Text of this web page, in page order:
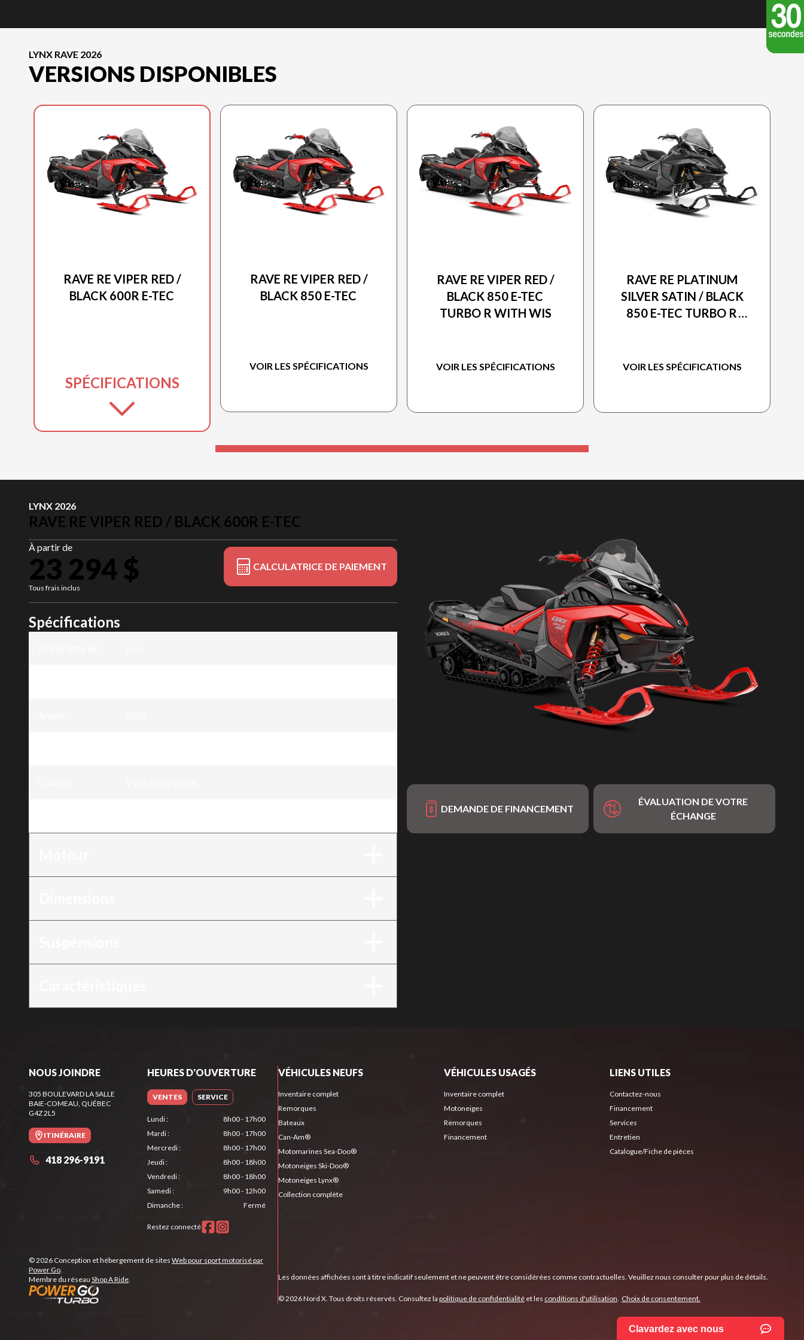
LYNX RAVE 2026
VERSIONS DISPONIBLES
RAVE RE VIPER RED /
BLACK 600R E-TEC
SPÉCIFICATIONS
RAVE RE VIPER RED /
BLACK 850 E-TEC
VOIR LES SPÉCIFICATIONS
RAVE RE VIPER RED /
BLACK 850 E-TEC
TURBO R WITH WIS
VOIR LES SPÉCIFICATIONS
RAVE RE PLATINUM
SILVER SATIN / BLACK
850 E-TEC TURBO R
VOIR LES SPÉCIFICATIONS
LYNX 2026
RAVE RE VIPER RED / BLACK 600R E-TEC
À partir de
23 294 $
Tous frais inclus
CALCULATRICE DE PAIEMENT
DEMANDE DE FINANCEMENT
ÉVALUATION DE VOTRE
ÉCHANGE
Spécifications
NOUS JOINDRE
305 BOULEVARD LA SALLE
BAIE-COMEAU , QUÉBEC
G4Z 2L5
ITINÉRAIRE
418 296-9191
HEURES D'OUVERTURE
VENTES SERVICE
Lundi:
8h00 - 17h00
Mardi:
8h00 - 17h00
Mercredi:
8h00 - 17h00
Jeudi:
8h00 - 18h00
Vendredi:
8h00 - 18h00
Samedi:
9h00 - 12h00
Dimanche: Fermé
Restez connecté
© 2026 Conception et hébergement de sites Web pour sport motorisé par
Power Go
Membre du réseau Shop A Ride
VÉHICULES NEUFS
Inventaire complet
Remorques
Bateaux
Can-Am®
Motomarines Sea-Doo®
Motoneiges Ski-Doo®
Motoneiges Lynx®
Collection complète
VÉHICULES USAGÉS
Inventaire complet
Motoneiges
Remorques
Financement
LIENS UTILES
Contactez-nous
Financement
Services
Entretien
Catalogue/Fiche de pièces
Les données affichées sont à titre indicatif seulement et ne peuvent être considérées comme contractuelles. Veuillez nous consulter pour plus de détails.
© 2026 Nord X. Tous droits réservés. Consultez la politique de confidentialitéet les conditions d'utilisation Choix de consentement.